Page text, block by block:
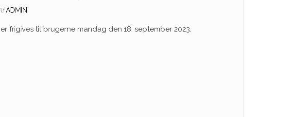
ADMIN
frigives til brugerne mandag den 18. september 2023.